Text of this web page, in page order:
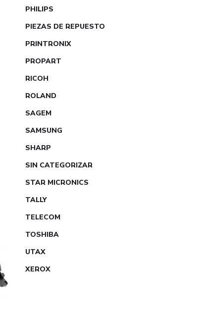
PHILIPS
PIEZAS DE REPUESTO
PRINTRONIX
PROPART
RICOH
ROLAND
SAGEM
SAMSUNG
SHARP
SIN CATEGORIZAR
STAR MICRONICS
TALLY
TELECOM
TOSHIBA
UTAX
XEROX